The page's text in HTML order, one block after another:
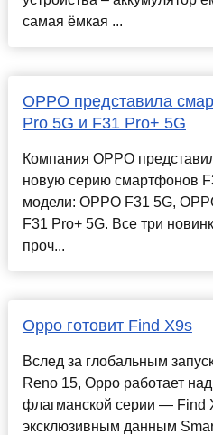
самая ёмкая ...
OPPO представила
Pro 5G и F31 Pro+ 5G
Компания OPPO
новую серию смартфонов
модели: OPPO F31 5G,
F31 Pro+ 5G. Все три
проч...
Oppo готовит Find X9s
Вслед за глобальным
Reno 15, Oppo работает
флагманской серии — Find
эксклюзивным данным